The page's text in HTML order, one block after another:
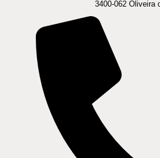
3400-062 Oliveira